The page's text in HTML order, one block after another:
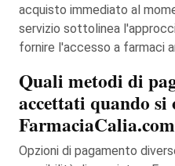
acquisto immediato al
servizio sottolinea
fornire l'accesso a farmaci
Quali metodi di
accettati quando
Opzioni di pagamento